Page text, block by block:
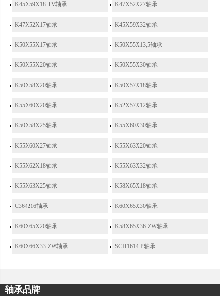
K45X59X18-TV轴承 K47X52X27轴承
K47X52X17轴承 K45X59X32轴承
K50X55X17轴承 K50X55X13,5轴承
K50X55X20轴承 K50X55X30轴承
K50X58X20轴承 K50X57X18轴承
K55X60X20轴承 K52X57X12轴承
K50X58X25轴承 K55X60X30轴承
K55X60X27轴承 K55X63X20轴承
K55X62X18轴承 K55X63X32轴承
K55X63X25轴承 K58X65X18轴承
C364216轴承 K60X65X30轴承
K60X65X20轴承 K58X65X36-ZW轴承
K60X66X33-ZW轴承 SCH1614-P轴承
轴承品牌